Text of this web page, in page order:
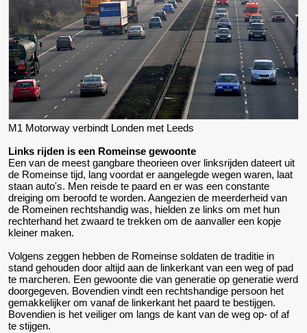
M1 Motorway verbindt Londen met Leeds
Links rijden is een Romeinse gewoonte
Een van de meest gangbare theorieen over linksrijden dateert uit
de Romeinse tijd, lang voordat er aangelegde wegen waren, laat
staan auto's. Men reisde te paard en er was een constante
dreiging om beroofd te worden. Aangezien de meerderheid van
de Romeinen rechtshandig was, hielden ze links om met hun
rechterhand het zwaard te trekken om de aanvaller een kopje
kleiner maken.
Volgens zeggen hebben de Romeinse soldaten de traditie in
stand gehouden door altijd aan de linkerkant van een weg of pad
te marcheren. Een gewoonte die van generatie op generatie werd
doorgegeven. Bovendien vindt een rechtshandige persoon het
gemakkelijker om vanaf de linkerkant het paard te bestijgen.
Bovendien is het veiliger om langs de kant van de weg op- of af
te stijgen.